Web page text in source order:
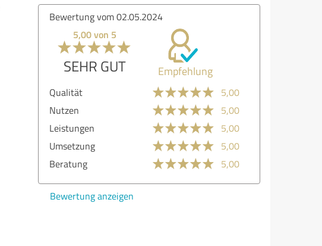
Bewertung vom 13.04.2024
5,00 von 5
SEHR GUT Empfehlung
Qualität
5,00
Nutzen
5,00
Leistungen
5,00
Umsetzung
5,00
Beratung
5,00
Bewertung anzeigen